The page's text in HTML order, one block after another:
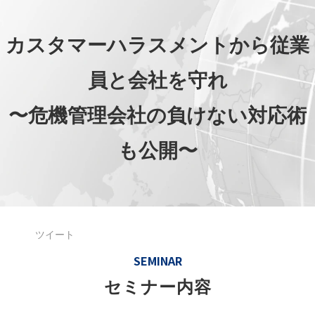
カスタマーハラスメントから従業
員と会社を守れ
〜危機管理会社の負けない対応術
も公開〜
ツイート
SEMINAR
セミナー内容